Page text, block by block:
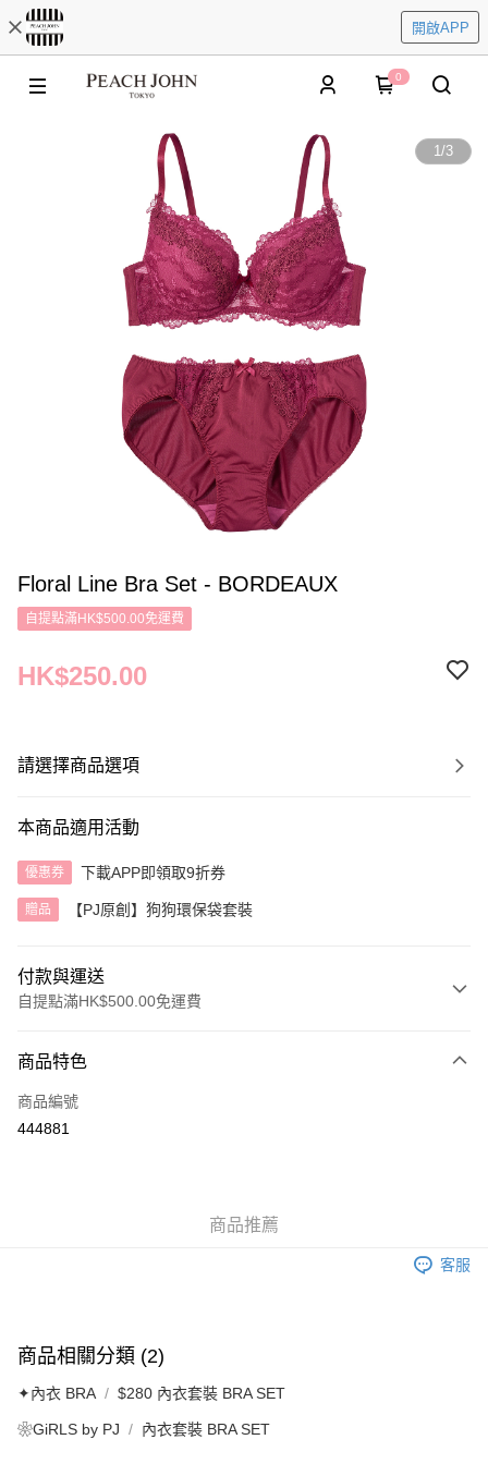
開啟APP
0
1/3
Floral Line Bra Set - BORDEAUX
自提點滿HK$500.00免運費
HK$250.00
請選擇商品選項
本商品適用活動
優惠券 下載APP即領取9折券
贈品 【PJ原創】狗狗環保袋套裝
付款與運送
自提點滿HK$500.00免運費
信用卡
AlipayHK
每筆HK$40.00，滿HK$500.00或以上免運費
付款後順豐合作便利店
每筆HK$40.00，滿HK$500.00或以上免運費
每筆HK$40.00，滿HK$500.00或以上免運費
商品特色
商品編號
444881
商品推薦
客服
商品相關分類 (2)
✦內衣 BRA $280 內衣套裝 BRA SET
❀GiRLS by PJ 內衣套裝 BRA SET